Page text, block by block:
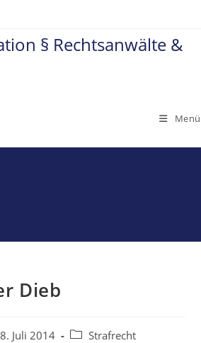
§ Rechtsanwälte &
Menü
Dieb
8. Juli 2014
Beitrags-
Strafrecht